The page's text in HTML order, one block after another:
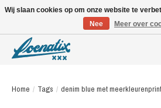
Home / Tags / denim blue met meerkleurenprint
Wij slaan cookies op om onze website te
Nee
Meer over